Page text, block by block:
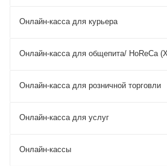
Онлайн-касса для курьера
Онлайн-касса для общепита/ HoReCa
Онлайн-касса для розничной торговли
Онлайн-касса для услуг
Онлайн-кассы